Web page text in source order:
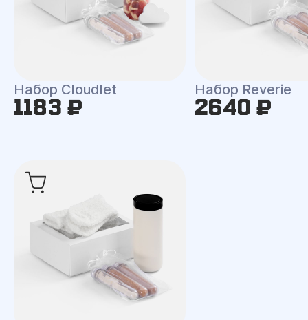
Набор Cloudlet
1183 ₽
Набор Reverie
2640 ₽